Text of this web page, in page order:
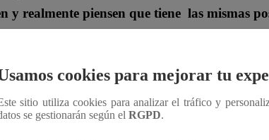
y realmente piensen que tiene las mismas
a gritar juntos la frase “todos tenemos las
y Jonatan Rojas saltaron en medio de la
podrá volver a la competencia.
cookies para mejorar tu
sitio utiliza cookies para analizar el tráfico y
se gestionarán según el RGPD.